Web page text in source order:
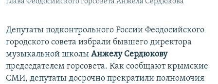
УКРАИНСКАЯ ПРОБЛЕМА КРЫМА
Глава Феодосийского горсовета Анжела Сердюкова
Депутаты подконтрольного России Феодосийского
городского совета избрали бывшего директора
музыкальной школы Анжелу Сердюкову
председателем горсовета. Как сообщают крымские
СМИ, депутаты досрочно прекратили полномочия